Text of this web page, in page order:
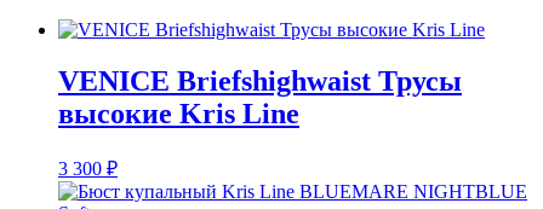
VENICE Briefshighwaist Трусы
высокие Kris Line
3 300 ₽